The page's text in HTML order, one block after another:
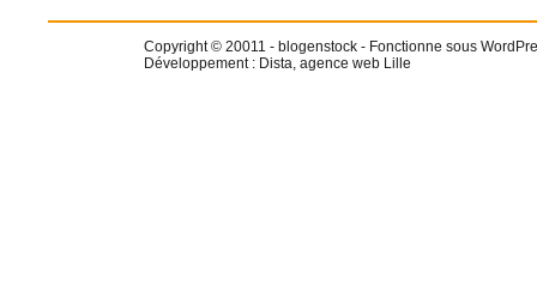
Copyright © 20011 - blogenstock - Fonctionne sous
Développement : Dista, agence web Lille